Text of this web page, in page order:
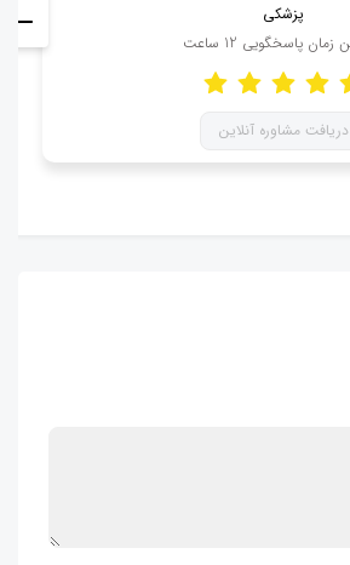
پزشکی
زمان پاسخگویی 12 ساعت
دریافت مشاوره آنلاین